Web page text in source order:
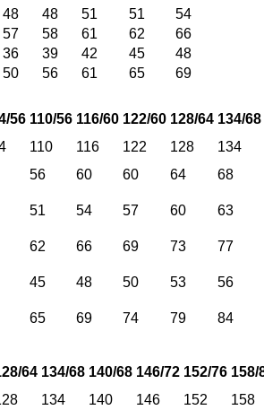
48 48 51 51
54
57 58 61 62
66
36 39 42 45
48
50 56 61 65 69
56 110/56 116/60 122/60 128/64 134/68
110 116 122 128
134
56 60 60 64 68
51 54 57 60 63
62 66 69 73 77
45 48 50 53 56
65 69 74 79 84
64 134/68 140/68 146/72 152/76 158/
134 140 146 152 158